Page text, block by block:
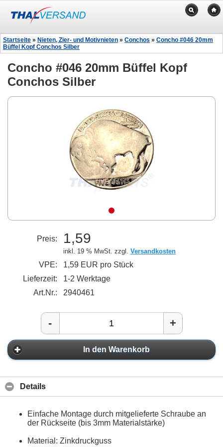
Startseite » Nieten, Zier- und Motivnieten » Conchos » Concho #046 20mm
Büffel Kopf Conchos Silber
Concho #046 20mm Büffel Kopf
Conchos Silber
Preis: 1,59
inkl. 19 % MwSt. zzgl. Versandkosten
VPE:
1,59 EUR pro Stück
Lieferzeit:
1-2 Werktage
Art.Nr.:
2940461
- +
In den Warenkorb
Details
Einfache Montage durch mitgelieferte Schraube an
der Rückseite (bis 3mm Materialstärke)
Material: Zinkdruckguss